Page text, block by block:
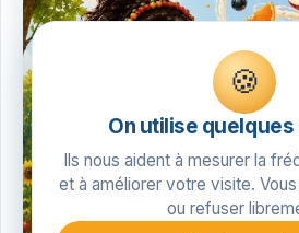
🍪
On utilise
Ils nous aident à mesurer la
et à améliorer votre visite.
ou refuser